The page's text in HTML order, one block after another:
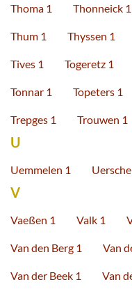
Thoma 1 Thonneick 1
Thum 1 Thyssen 1
Tives 1 Togeretz 1
Tonnar 1 Topeters 1
Trepges 1 Trouwen 1
U
Uemmelen 1
V
Vaeßen 1 Valk 1
Van den Berg 1 Van
Van der Beek 1 Van